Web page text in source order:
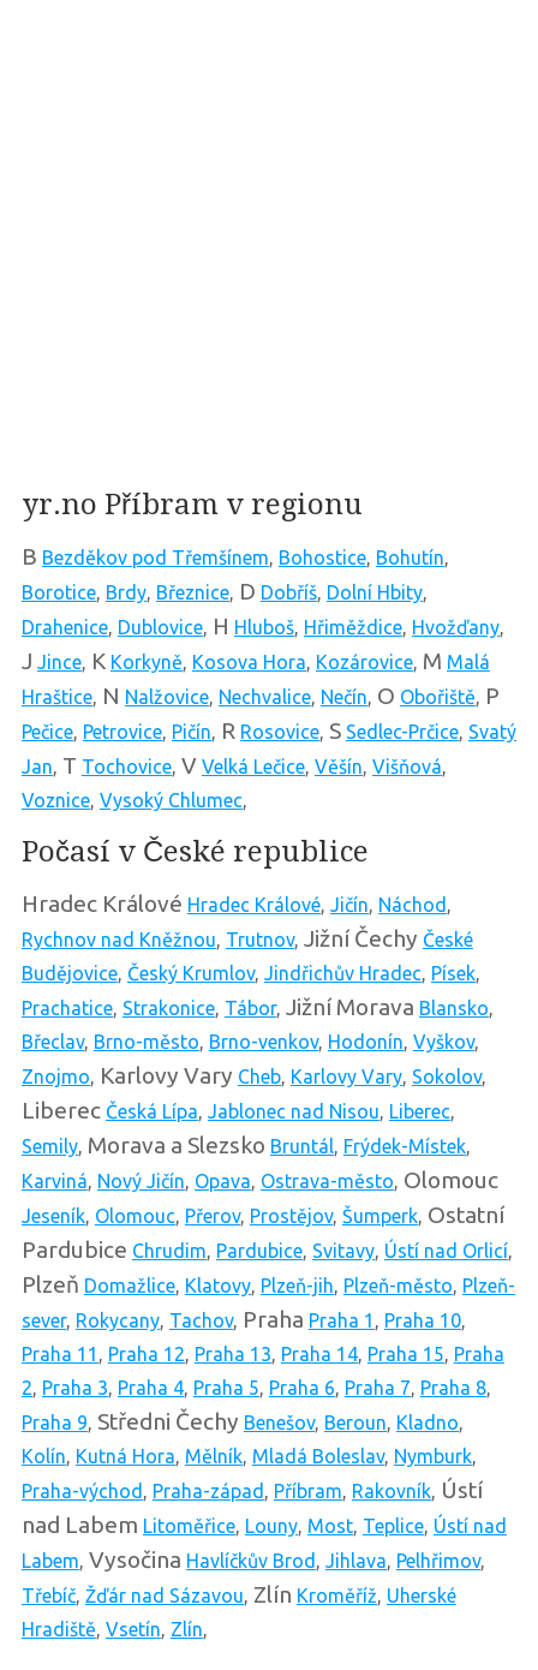
yr.no Příbram v regionu
B Bezděkov pod Třemšínem, Bohostice, Bohutín,
Borotice, Brdy, Březnice, D Dobříš, Dolní Hbity,
Drahenice, Dublovice, H Hluboš, Hřiměždice, Hvožďany,
J Jince, K Korkyně, Kosova Hora, Kozárovice, M Malá
Hraštice, N Nalžovice, Nechvalice, Nečín, O Obořiště, P
Pečice, Petrovice, Pičín, R Rosovice, S Sedlec-Prčice, Svatý
Jan, T Tochovice, V Velká Lečice, Věšín, Višňová,
Voznice, Vysoký Chlumec,
Počasí v České republice
Hradec Králové Hradec Králové, Jičín, Náchod ,
Rychnov nad Kněžnou, Trutnov, Jižní Čechy České
Budějovice, Český Krumlov, Jindřichův Hradec, Písek,
Prachatice, Strakonice, Tábor, Jižní Morava Blansko,
Břeclav, Brno-město, Brno-venkov, Hodonín, Vyškov,
Znojmo, Karlovy Vary Cheb, Karlovy Vary, Sokolov,
Liberec Česká Lípa, Jablonec nad Nisou, Liberec,
Semily, Morava a Slezsko Bruntál, Frýdek-Místek,
Karviná, Nový Jičín, Opava, Ostrava-město, Olomouc
Jeseník, Olomouc, Přerov, Prostějov, Šumperk, Ostatní
Pardubice Chrudim, Pardubice, Svitavy, Ústí nad Orlicí,
Plzeň Domažlice, Klatovy, Plzeň-jih, Plzeň-město, Plzeň-
sever, Rokycany, Tachov, Praha Praha 1 , Praha 10,
Praha 11 , Praha 12, Praha 13, Praha 14, Praha 15, Praha
2, Praha 3, Praha 4, Praha 5, Praha 6, Praha 7, Praha 8,
Praha 9, Středni Čechy Benešov, Beroun, Kladno,
Kolín, Kutná Hora, Mělník, Mladá Boleslav, Nymburk,
Praha-východ , Praha-západ , Příbram, Rakovník, Ústí
nad Labem Litoměřice, Louny, Most, Teplice, Ústí nad
Labem, Vysočina Havlíčkův Brod , Jihlava, Pelhřimov,
Třebíč, Žďár nad Sázavou, Zlín Kroměříž, Uherské
Hradiště, Vsetín, Zlín,